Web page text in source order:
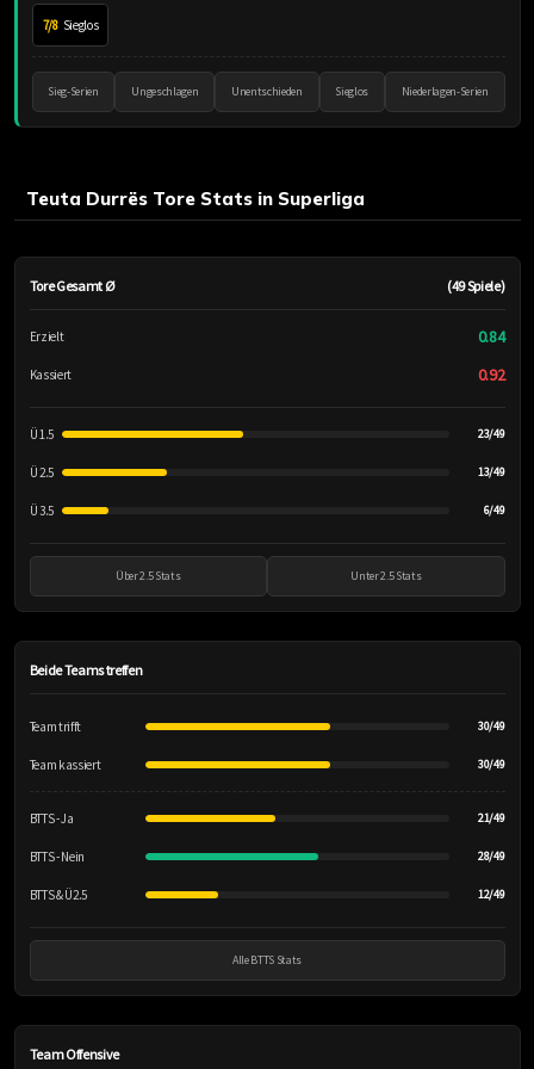
7/8 Sieglos
Sieg-Serien Ungeschlagen Unentschieden Sieglos Niederlagen-Serien
Teuta Durrës Tore Stats in Superliga
Tore Gesamt Ø (49 Spiele)
Erzielt 0.84
Kassiert 0.92
Ü 1.5 23/49
Ü 2.5 13/49
Ü 3.5 6/49
Über 2.5 Stats Unter 2.5 Stats
Beide Teams treffen
Team trifft 30/49
Team kassiert 30/49
BTTS - Ja 21/49
BTTS - Nein 28/49
BTTS & Ü2.5 12/49
Alle BTTS Stats
Team Offensive